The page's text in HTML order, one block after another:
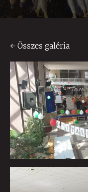
Összes galéria